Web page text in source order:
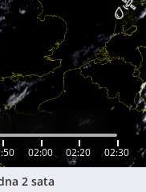
02:00 02:20 02:30
2 sata